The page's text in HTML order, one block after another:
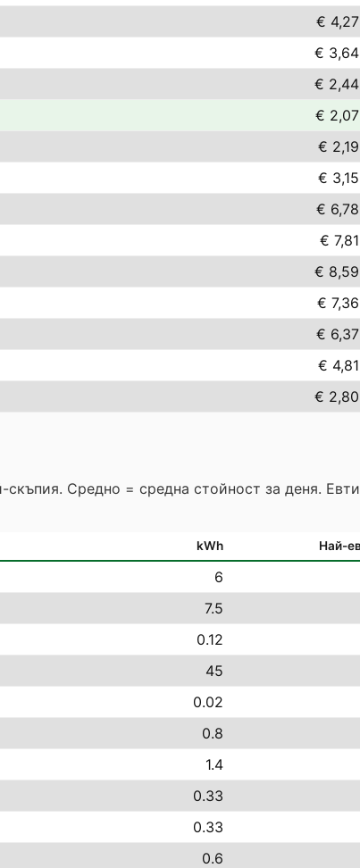
€ 4,27
€ 3,64
€ 2,44
€ 2,07
€ 2,19
€ 3,15
€ 6,78
€ 7,81
€ 8,59
€ 7,36
€ 6,37
€ 4,81
€ 2,80
Средно = средна стойност за деня.
kWh Най-
6
7.5
0.12
45
0.02
0.8
1.4
0.33
0.33
0.6